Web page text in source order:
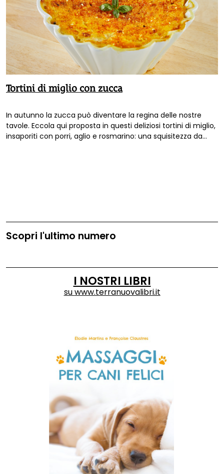
Tortini di miglio con zucca
In autunno la zucca può diventare la regina delle nostre
tavole. Eccola qui proposta in questi deliziosi tortini di miglio,
insaporiti con porri, aglio e rosmarino: una squisitezza da
Scopri l'ultimo numero
I NOSTRI LIBRI
suwww.terranuovalibri.it